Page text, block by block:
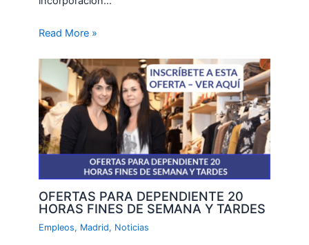
Read More »
OFERTAS PARA DEPENDIENTE 20
HORAS FINES DE SEMANA Y TARDES
Empleos, Madrid, Noticias